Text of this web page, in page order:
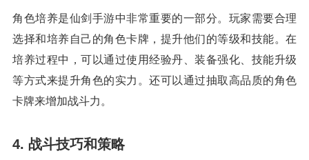
角色培养是仙剑手游中非常重要的一部分。玩家需要合理
选择和培养自己的角色卡牌，提升他们的等级和技能。在
培养过程中，可以通过使用经验丹、装备强化、技能升级
等方式来提升角色的实力。还可以通过抽取高品质的角色
卡牌来增加战斗力。
4. 战斗技巧和策略